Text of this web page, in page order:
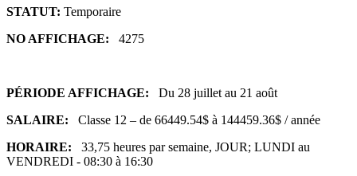
STATUT: Temporaire
NO AFFICHAGE: 4275
PÉRIODE AFFICHAGE: Du 28 juillet au 21 août
SALAIRE: Classe 12 – de 66449.54$ à 144459.36$ / année
HORAIRE: 33,75 heures par semaine, JOUR; LUNDI au
VENDREDI - 08:30 à 16:30